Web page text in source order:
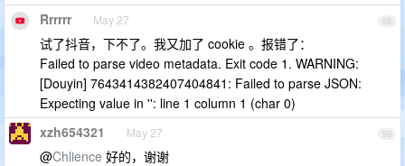
58
Rrrrrr May 27
试了抖音，下不了。我又加了 cookie 。报错了：
Failed to parse video metadata. Exit code 1. WARNING:
[Douyin] 7643414382407404841: Failed to parse JSON:
Expecting value in '': line 1 column 1 (char 0)
59
xzh654321 May 27
@Chlience 好的，谢谢